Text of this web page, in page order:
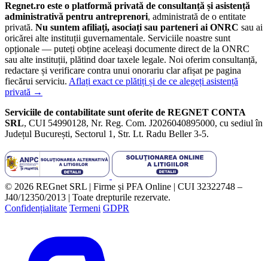
Regnet.ro este o platformă privată de consultanță și asistență
administrativă pentru antreprenori, administrată de o entitate
privată. Nu suntem afiliați, asociați sau parteneri ai ONRC sau ai
oricărei alte instituții guvernamentale. Serviciile noastre sunt
opționale — puteți obține aceleași documente direct de la ONRC
sau alte instituții, plătind doar taxele legale. Noi oferim consultanță,
redactare și verificare contra unui onorariu clar afișat pe pagina
fiecărui serviciu. Aflați exact ce plătiți și de ce alegeți asistență
privată →
Serviciile de contabilitate sunt oferite de REGNET CONTA
SRL, CUI 54990128, Nr. Reg. Com. J2026040895000, cu sediul în
Județul București, Sectorul 1, Str. Lt. Radu Beller 3-5.
© 2026 REGnet SRL | Firme și PFA Online | CUI 32322748 –
J40/12350/2013 | Toate drepturile rezervate.
Confidențialitate Termeni GDPR